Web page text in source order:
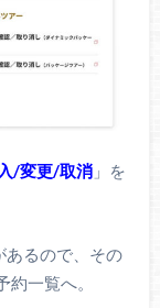
/変更/取消」を
あるので、その
一覧へ。